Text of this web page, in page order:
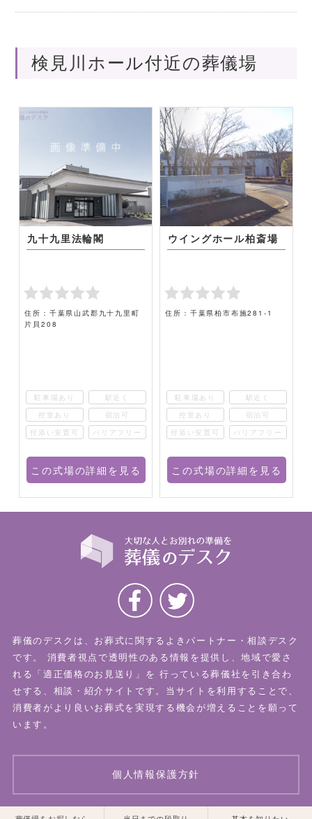
検見川ホール付近の葬儀場
九十九里法輪閣
住所：千葉県山武郡九十九里町
片貝208
駐車場あり
駅近く
控室あり
宿泊可
付添い安置可
バリアフリー
この式場の詳細を見る
ウイングホール柏斎場
住所：千葉県柏市布施281-1
駐車場あり
駅近く
控室あり
宿泊可
付添い安置可
バリアフリー
この式場の詳細を見る
葬儀のデスクは、お葬式に関するよきパートナー・相談デスク
です。
消費者視点で透明性のある情報を提供し、地域で愛さ
れる「適正価格のお見送り」を 行っている葬儀社を引き合わ
せする、相談・紹介サイトです。当サイトを利用することで、
消費者がより良いお葬式を実現する機会が増えることを願って
います。
個人情報保護方針